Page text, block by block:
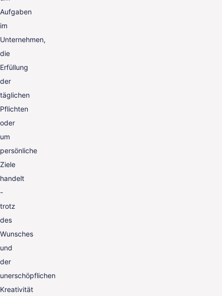
Aufgaben
im
Unternehmen,
die
Erfüllung
der
täglichen
Pflichten
oder
um
persönliche
Ziele
handelt
-
trotz
des
Wunsches
und
der
unerschöpflichen
Kreativität